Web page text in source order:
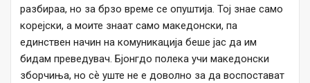
разбираа, но за брзо време се опуштија. Тој знае само
корејски, а моите знаат само македонски, па
единствен начин на комуникација беше јас да им
бидам преведувач. Бјонгдо полека учи македонски
зборчиња, но сѐ уште не е доволно за да воспостават